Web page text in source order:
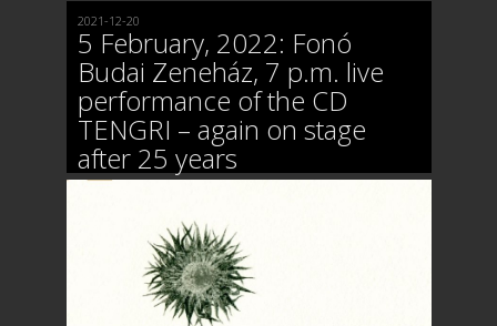
2021-12-20
5 February, 2022: Fonó
Budai Zeneház, 7 p.m. live
performance of the CD
TENGRI – again on stage
after 25 years